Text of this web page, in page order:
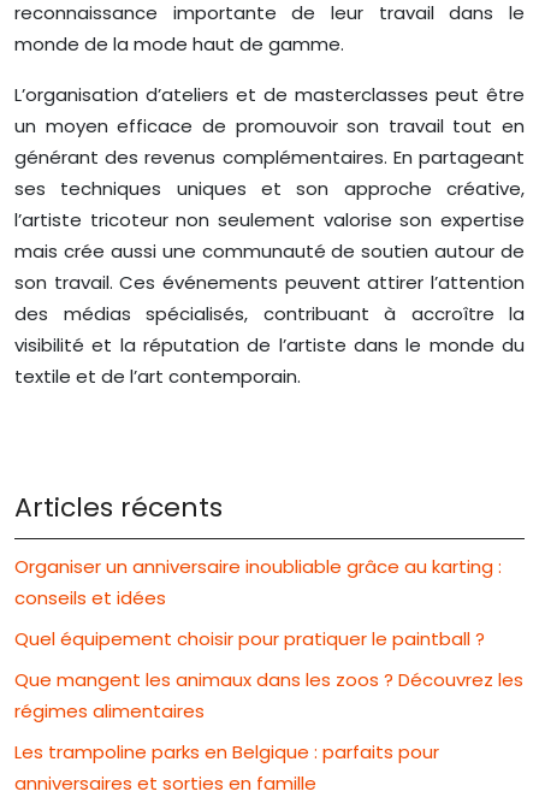
reconnaissance importante de leur travail dans le
monde de la mode haut de gamme.
L’organisation d’ateliers et de masterclasses peut être
un moyen efficace de promouvoir son travail tout en
générant des revenus complémentaires. En partageant
ses techniques uniques et son approche créative,
l’artiste tricoteur non seulement valorise son expertise
mais crée aussi une communauté de soutien autour de
son travail. Ces événements peuvent attirer l’attention
des médias spécialisés, contribuant à accroître la
visibilité et la réputation de l’artiste dans le monde du
textile et de l’art contemporain.
Articles récents
Organiser un anniversaire inoubliable grâce au karting :
conseils et idées
Quel équipement choisir pour pratiquer le paintball ?
Que mangent les animaux dans les zoos ? Découvrez les
régimes alimentaires
Les trampoline parks en Belgique : parfaits pour
anniversaires et sorties en famille